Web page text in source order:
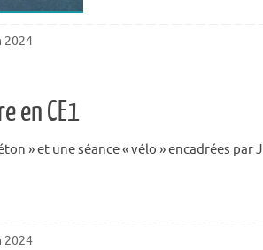
2024
en CE1
» et une séance « vélo » encadrées
2024